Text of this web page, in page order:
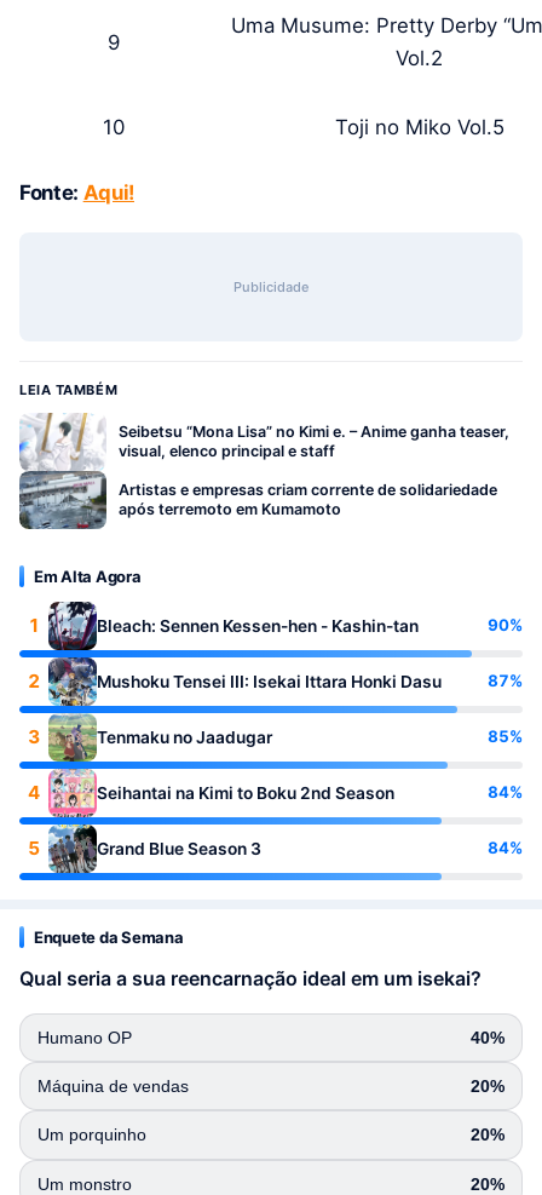
9
Uma Musume: Pretty Derby
Vol.2
10 Toji no Miko Vol.5
Fonte: Aqui!
Publicidade
LEIA TAMBÉM
Seibetsu “Mona Lisa” no Kimi e. – Anime ganha teaser,
visual, elenco principal e staff
Artistas e empresas criam corrente de solidariedade
após terremoto em Kumamoto
Em Alta Agora
1 Bleach: Sennen Kessen-hen - Kashin-tan 90%
2 Mushoku Tensei III: Isekai Ittara Honki Dasu 87%
3 Tenmaku no Jaadugar 85%
4 Seihantai na Kimi to Boku 2nd Season 84%
5 Grand Blue Season 3 84%
Enquete da Semana
Qual seria a sua reencarnação ideal em um isekai?
Humano OP 40%
Máquina de vendas 20%
Um porquinho 20%
Um monstro 20%